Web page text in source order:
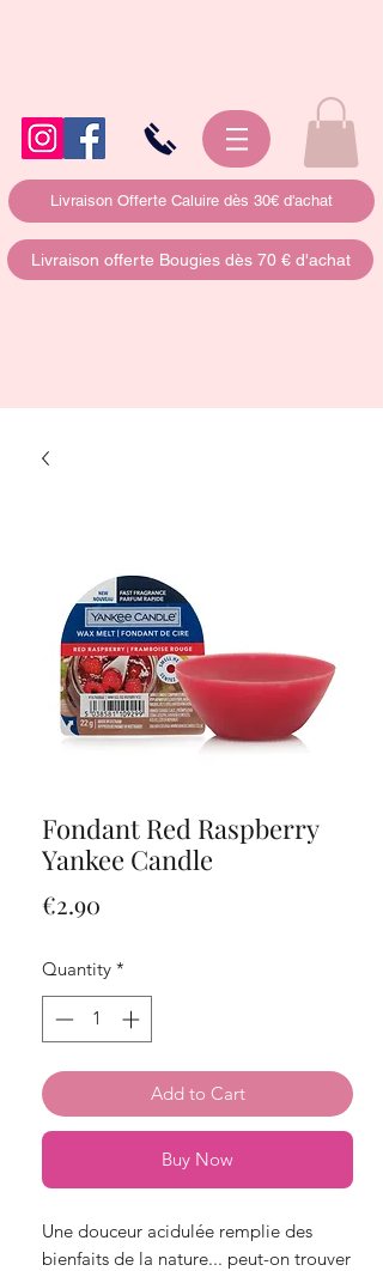
Livraison Offerte Caluire dès 30€ d'achat
Livraison offerte Bougies dès 70 € d'achat
Fondant Red Raspberry
Yankee Candle
€2.90
Quantity *
Add to Cart
Buy Now
Une douceur acidulée remplie des
bienfaits de la nature... peut-on trouver